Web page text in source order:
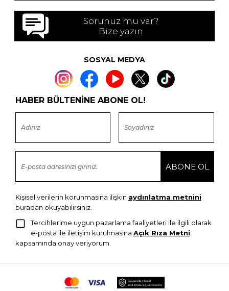
Sorunuz mu var?
Bize yazın
SOSYAL MEDYA
HABER BÜLTENİNE ABONE OL!
Kişisel verilerin korunmasına ilişkin aydınlatma metnini
buradan okuyabilirsiniz.
Tercihlerime uygun pazarlama faaliyetleri ile ilgili olarak
e-posta ile iletişim kurulmasına Açık Rıza Metni
kapsamında onay veriyorum.